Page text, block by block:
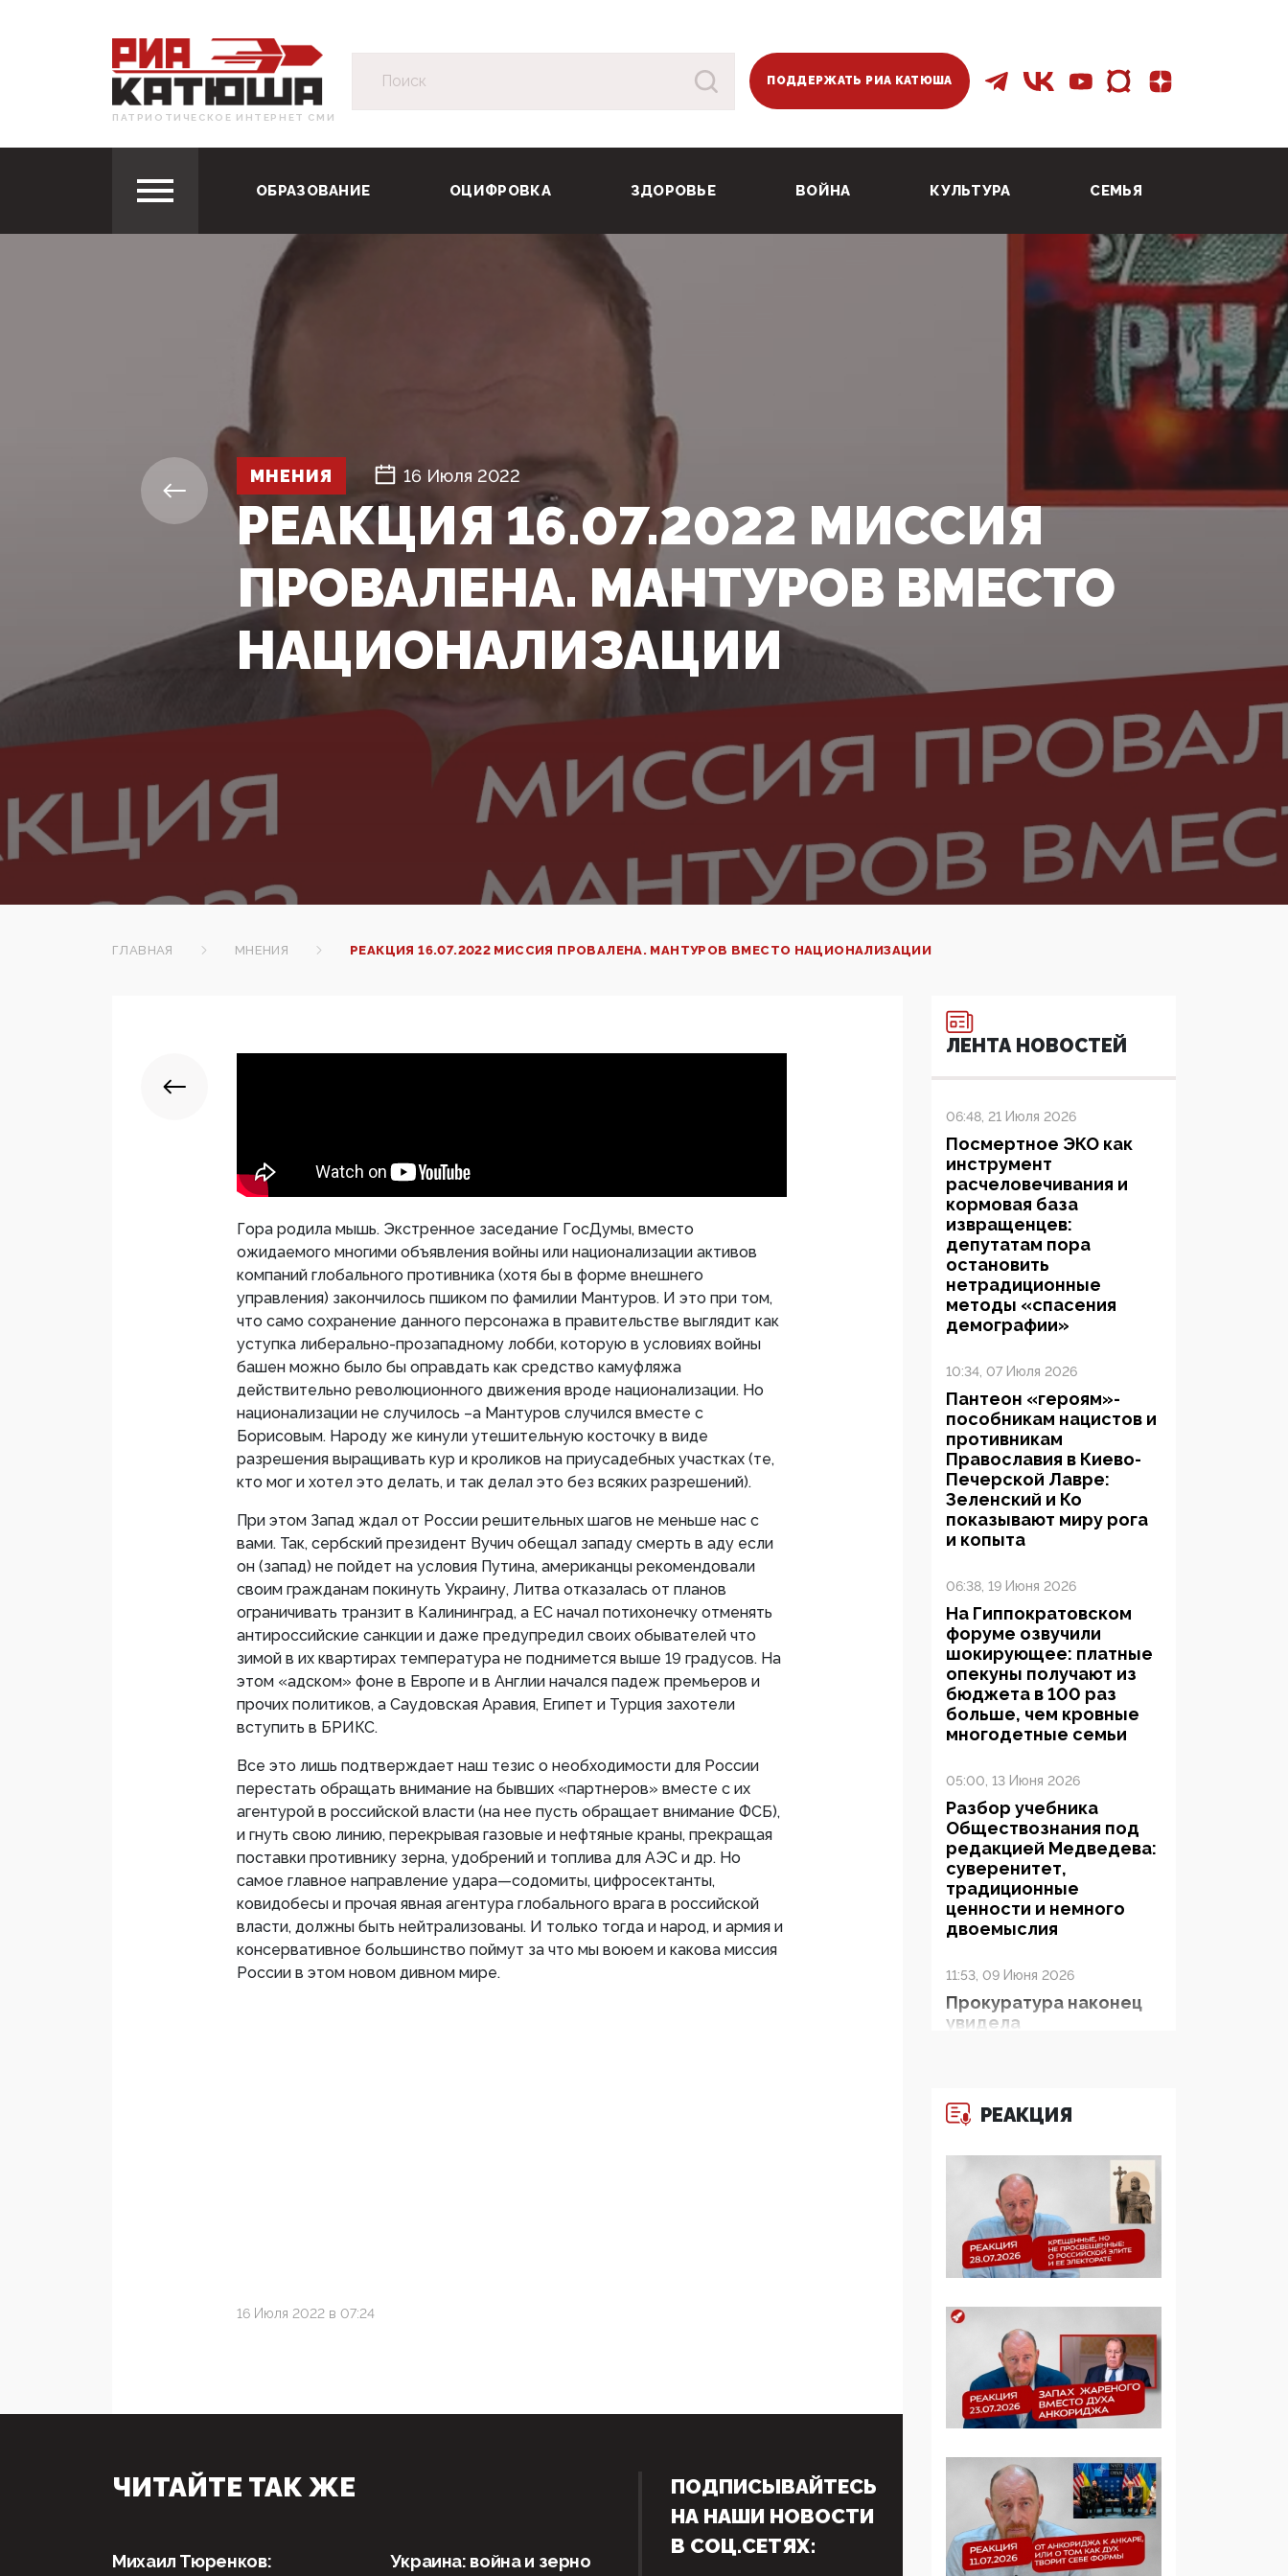
ПАТРИОТИЧЕСКОЕ ИНТЕРНЕТ СМИ
ПОДДЕРЖАТЬ РИА КАТЮША
ОБРАЗОВАНИЕ ОЦИФРОВКА ЗДОРОВЬЕ ВОЙНА КУЛЬТУРА СЕМЬЯ
МНЕНИЯ 16 Июля 2022
РЕАКЦИЯ 16.07.2022 МИССИЯ
ПРОВАЛЕНА. МАНТУРОВ ВМЕСТО
НАЦИОНАЛИЗАЦИИ
ГЛАВНАЯ МНЕНИЯ РЕАКЦИЯ 16.07.2022 МИССИЯ ПРОВАЛЕНА. МАНТУРОВ ВМЕСТО НАЦИОНАЛИЗАЦИИ
Гора родила мышь. Экстренное заседание ГосДумы, вместо
ожидаемого многими объявления войны или национализации активов
компаний глобального противника (хотя бы в форме внешнего
управления) закончилось пшиком по фамилии Мантуров. И это при том,
что само сохранение данного персонажа в правительстве выглядит как
уступка либерально-прозападному лобби, которую в условиях войны
башен можно было бы оправдать как средство камуфляжа
действительно революционного движения вроде национализации. Но
национализации не случилось –а Мантуров случился вместе с
Борисовым. Народу же кинули утешительную косточку в виде
разрешения выращивать кур и кроликов на приусадебных участках (те,
кто мог и хотел это делать, и так делал это без всяких разрешений).
При этом Запад ждал от России решительных шагов не меньше нас с
вами. Так, сербский президент Вучич обещал западу смерть в аду если
он (запад) не пойдет на условия Путина, американцы рекомендовали
своим гражданам покинуть Украину, Литва отказалась от планов
ограничивать транзит в Калининград, а ЕС начал потихонечку отменять
антироссийские санкции и даже предупредил своих обывателей что
зимой в их квартирах температура не поднимется выше 19 градусов. На
этом «адском» фоне в Европе и в Англии начался падеж премьеров и
прочих политиков, а Саудовская Аравия, Египет и Турция захотели
вступить в БРИКС.
Все это лишь подтверждает наш тезис о необходимости для России
перестать обращать внимание на бывших «партнеров» вместе с их
агентурой в российской власти (на нее пусть обращает внимание ФСБ),
и гнуть свою линию, перекрывая газовые и нефтяные краны, прекращая
поставки противнику зерна, удобрений и топлива для АЭС и др. Но
самое главное направление удара—содомиты, цифросектанты,
ковидобесы и прочая явная агентура глобального врага в российской
власти, должны быть нейтрализованы. И только тогда и народ, и армия и
консервативное большинство поймут за что мы воюем и какова миссия
России в этом новом дивном мире.
16 Июля 2022 в 07:24
ЛЕНТА НОВОСТЕЙ
06:48, 21 Июля 2026
Посмертное ЭКО как
инструмент
расчеловечивания и
кормовая база
извращенцев:
депутатам пора
остановить
нетрадиционные
методы «спасения
демографии»
10:34, 07 Июля 2026
Пантеон «героям»-
пособникам нацистов и
противникам
Православия в Киево-
Печерской Лавре:
Зеленский и Ко
показывают миру рога
и копыта
06:38, 19 Июня 2026
На Гиппократовском
форуме озвучили
шокирующее: платные
опекуны получают из
бюджета в 100 раз
больше, чем кровные
многодетные семьи
05:00, 13 Июня 2026
Разбор учебника
Обществознания под
редакцией Медведева:
суверенитет,
традиционные
ценности и немного
двоемыслия
11:53, 09 Июня 2026
Прокуратура наконец
увидела
цифроглобалисты
продолжают
09:43, 01 Июня 2026
5G за счет здоровья
граждан: Минцифры
намерено отобрать у
муниципалитетов право
защищать жилые дома
и социальные объекты
от ЭМИ
05:58, 26 Мая 2026
Роскомнадзор
освободили от борца с
деструктивным и
опасным контентом
07:39, 25 Мая 2026
РЕАКЦИЯ
ЧИТАЙТЕ ТАК ЖЕ
Михаил Тюренков:
Украина: война и зерно
ПОДПИСЫВАЙТЕСЬ
НА НАШИ НОВОСТИ
В СОЦ.СЕТЯХ: